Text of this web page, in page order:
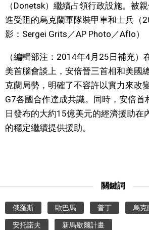
（Donetsk）繼續占領行政設施。被
進受阻的烏克蘭軍隊裝甲車和士兵（
影：Sergei Grits／AP Photo／Aflo）
（編輯部注：2014年4月25日補充）
美首腦會談上，安倍晉三首相和美國
克蘭局勢，明確了不容許以實力來改
G7各國合作達成共識。同時，安倍
日發布的大約15億美元的經濟援助在
的穩定繼續提供援助。
關鍵詞
俄羅斯 歐巴馬 普丁 烏克
安托諾夫 新馬歇爾計畫